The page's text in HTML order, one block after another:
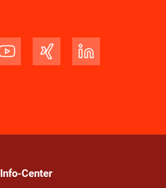
Info-Center